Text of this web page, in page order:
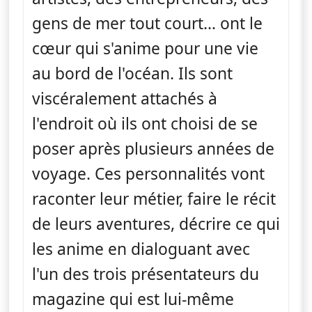
gens de mer tout court… ont le
cœur qui s'anime pour une vie
au bord de l'océan. Ils sont
viscéralement attachés à
l'endroit où ils ont choisi de se
poser après plusieurs années de
voyage. Ces personnalités vont
raconter leur métier, faire le récit
de leurs aventures, décrire ce qui
les anime en dialoguant avec
l'un des trois présentateurs du
magazine qui est lui-même